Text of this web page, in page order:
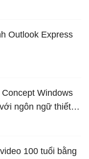
Outlook Express
Windows
ngôn ngữ thiết
ai cũng phải
100 tuổi bằng